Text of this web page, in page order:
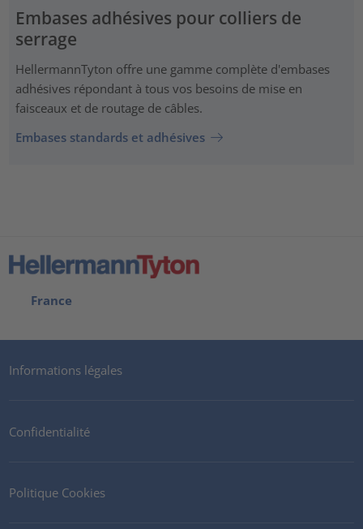
Embases adhésives pour colliers de
serrage
HellermannTyton offre une gamme complète d'embases
adhésives répondant à tous vos besoins de mise en
faisceaux et de routage de câbles.
Embases standards et adhésives
France
Informations légales
Confidentialité
Politique Cookies